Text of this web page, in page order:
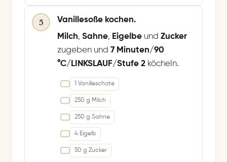
5
Vanillesoße kochen.
Milch, Sahne, Eigelbe und Zucker
zugeben und 7 Minuten/90
°C/LINKSLAUF/Stufe 2 köcheln.
1 Vanilleschote
250 g Milch
250 g Sahne
4 Eigelb
50 g Zucker